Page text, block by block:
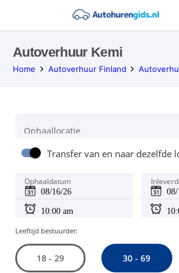
Autoverhuur Kemi
Home Autoverhuur Finland
Ophaallocatie
Transfer van en naar dezelfde
Ophaaldatum
Leeftijd bestuurder:
18 - 29 30 - 69